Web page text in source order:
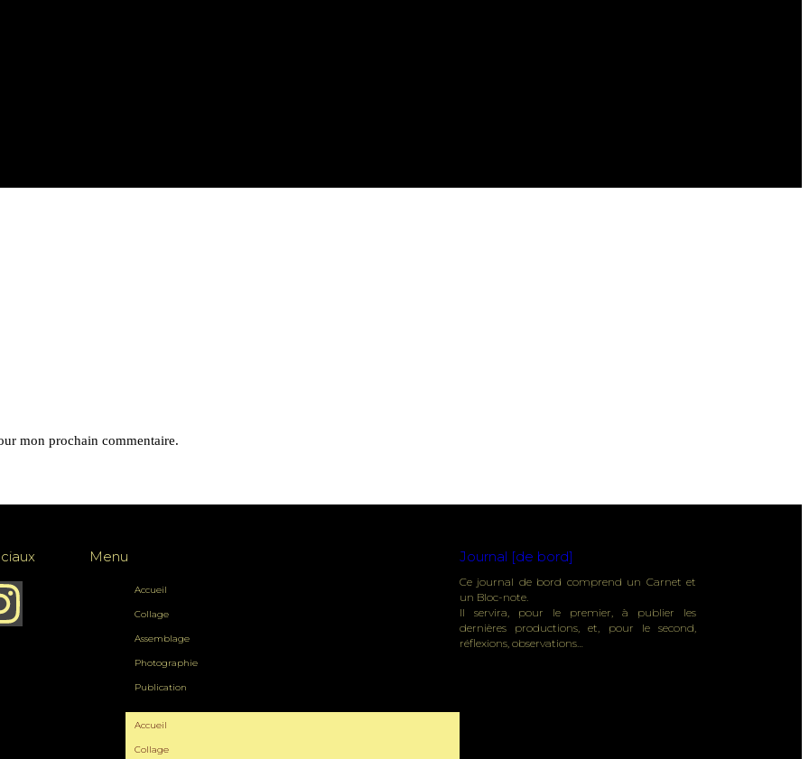
mon prochain commentaire.
Menu
Accueil
Collage
Assemblage
Photographie
Publication
Accueil
Collage
Journal [de bord]
Ce journal de bord comprend un Carnet et
un Bloc-note.
Il servira, pour le premier, à publier les
dernières productions, et, pour le second,
réflexions, observations…